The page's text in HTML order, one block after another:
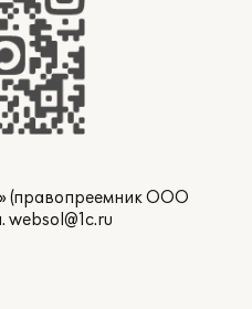
(правопреемник ООО
websol@1c.ru